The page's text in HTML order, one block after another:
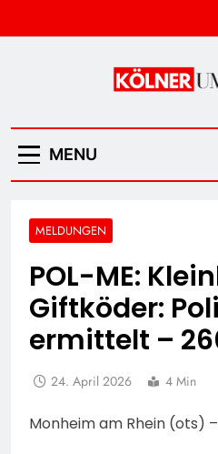
to
MENU
MELDUNGEN
POL-ME:
Giftköder:
ermittelt –
24. April 2026 4 Min
Monheim am Rhein (ots) –